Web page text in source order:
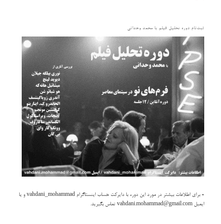
ثبت‌نام دوره تحلیل فیلم با محمد وحدانی
+ برای اطلاعات بیشتر در مورد این دوره با دایرکت حساب اینستاگرام vahdani_mohammad و یا
ایمیل ‌‌‌vahdani.mohammad@gmail.com تماس بگیرید.